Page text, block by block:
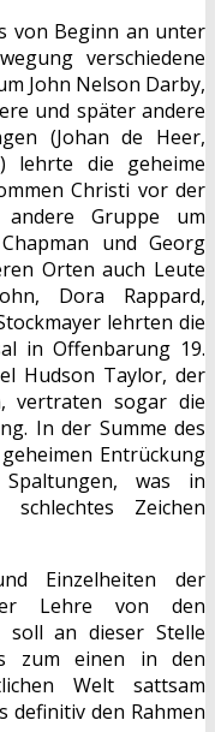
von Beginn an unter
verschiedene
John Nelson Darby,
und später andere
(Johan de Heer,
lehrte die geheime
Christi vor der
Gruppe um
und Georg
Orten auch Leute
Dora Rappard,
lehrten die
in Offenbarung 19.
Hudson Taylor, der
vertraten sogar die
In der Summe des
Entrückung
was in
Zeichen
Einzelheiten der
Lehre von den
soll an dieser Stelle
zum einen in den
Welt sattsam
definitiv den Rahmen